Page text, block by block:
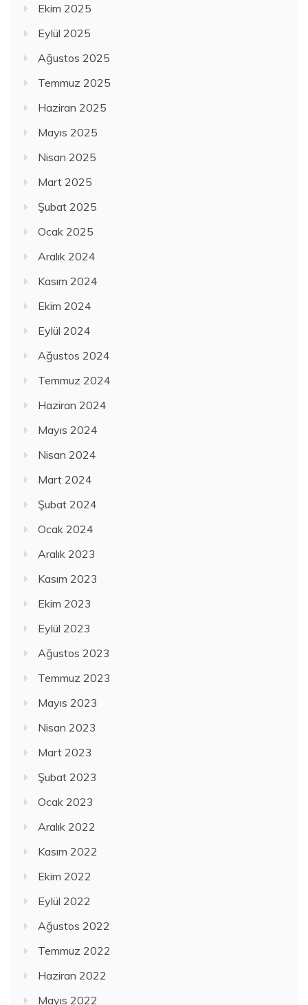
Ekim 2025
Eylül 2025
Ağustos 2025
Temmuz 2025
Haziran 2025
Mayıs 2025
Nisan 2025
Mart 2025
Şubat 2025
Ocak 2025
Aralık 2024
Kasım 2024
Ekim 2024
Eylül 2024
Ağustos 2024
Temmuz 2024
Haziran 2024
Mayıs 2024
Nisan 2024
Mart 2024
Şubat 2024
Ocak 2024
Aralık 2023
Kasım 2023
Ekim 2023
Eylül 2023
Ağustos 2023
Temmuz 2023
Mayıs 2023
Nisan 2023
Mart 2023
Şubat 2023
Ocak 2023
Aralık 2022
Kasım 2022
Ekim 2022
Eylül 2022
Ağustos 2022
Temmuz 2022
Haziran 2022
Mayıs 2022